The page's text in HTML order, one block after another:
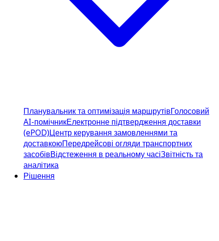
Планувальник та оптимізація маршрутівГолосовий
AI-помічникЕлектронне підтвердження доставки
(ePOD)Центр керування замовленнями та
доставкоюПередрейсові огляди транспортних
засобівВідстеження в реальному часіЗвітність та
аналітика
Рішення